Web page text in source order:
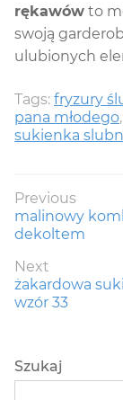
rękawów to
swoją
ulubionych
Tags: fryzury
pana młodego,
sukienka
Nawigacja
wpisu
Previous
Previous
post:
malinowy
dekoltem
Next
Next
post:
żakardowa
wzór 33
Szukaj